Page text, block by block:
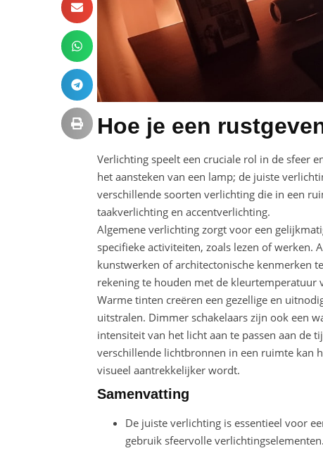
Hoe je een
Verlichting speelt een cruciale rol in de sfeer
het aansteken van een lamp; de juiste
verschillende soorten verlichting die in een
taakverlichting en accentverlichting.
Algemene verlichting zorgt voor een
specifieke activiteiten, zoals lezen of werken.
kunstwerken of architectonische kenmerken
rekening te houden met de kleurtemperatuur
Warme tinten creëren een gezellige en
uitstralen. Dimmer schakelaars zijn ook een
intensiteit van het licht aan te passen aan de
verschillende lichtbronnen in een ruimte kan
visueel aantrekkelijker wordt.
Samenvatting
De juiste verlichting is essentieel voor
gebruik sfeervolle verlichtingselementen.